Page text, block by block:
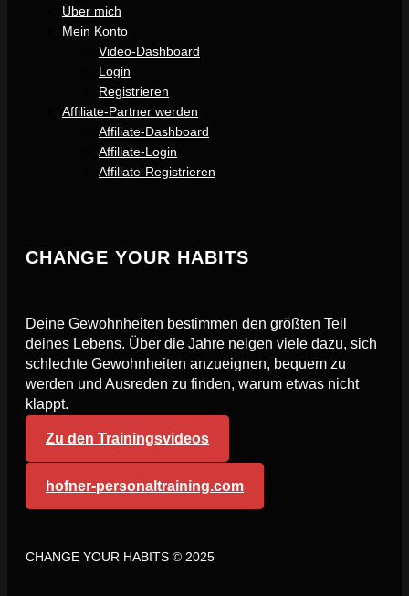
Über mich
Mein Konto
Video-Dashboard
Login
Registrieren
Affiliate-Partner werden
Affiliate-Dashboard
Affiliate-Login
Affiliate-Registrieren
CHANGE YOUR HABITS
Deine Gewohnheiten bestimmen den größten Teil
deines Lebens. Über die Jahre neigen viele dazu, sich
schlechte Gewohnheiten anzueignen, bequem zu
werden und Ausreden zu finden, warum etwas nicht
klappt.
Zu den Trainingsvideos
hofner-personaltraining.com
CHANGE YOUR HABITS © 2025